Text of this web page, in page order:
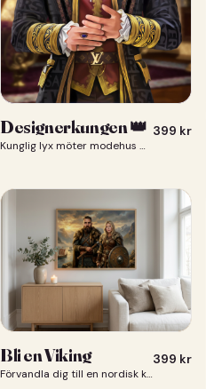
Designerkungen 👑
Kunglig lyx möter modehus — du som designerkung 👑
399 kr
Bli en Viking
Förvandla dig till en nordisk krigare i ett episkt vikingaporträtt.
399 kr